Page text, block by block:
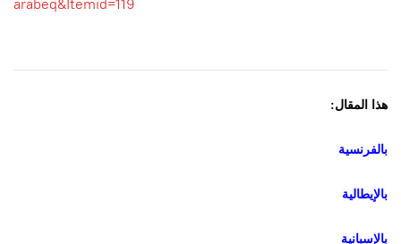
arabeq&Itemid=119
:هذا المقال
بالفرنسية
بالإيطالية
بالإسبانية